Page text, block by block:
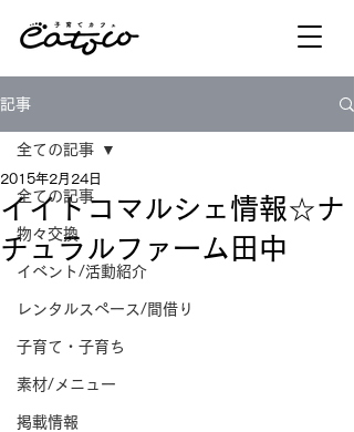
記事
全ての記事
物々交換
イベント/活動紹介
レンタルスペース/間借り
子育て・子育ち
素材/メニュー
掲載情報
全ての記事
イイトコマルシェ情報☆ナ
チュラルファーム田中
2015年2月24日